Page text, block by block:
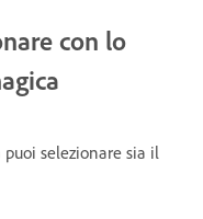
con lo
selezionare sia il